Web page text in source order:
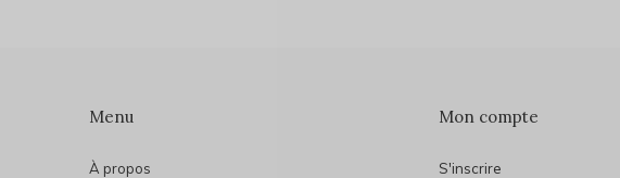
Menu
À propos
Mon compte
S'inscrire